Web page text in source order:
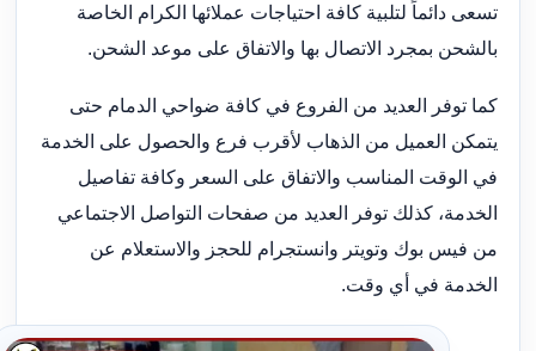
تسعى دائماً لتلبية كافة احتياجات عملائها الكرام الخاصة
بالشحن بمجرد الاتصال بها والاتفاق على موعد الشحن.
كما توفر العديد من الفروع في كافة ضواحي الدمام حتى
يتمكن العميل من الذهاب لأقرب فرع والحصول على الخدمة
في الوقت المناسب والاتفاق على السعر وكافة تفاصيل
الخدمة، كذلك توفر العديد من صفحات التواصل الاجتماعي
من فيس بوك وتويتر وانستجرام للحجز والاستعلام عن
الخدمة في أي وقت.